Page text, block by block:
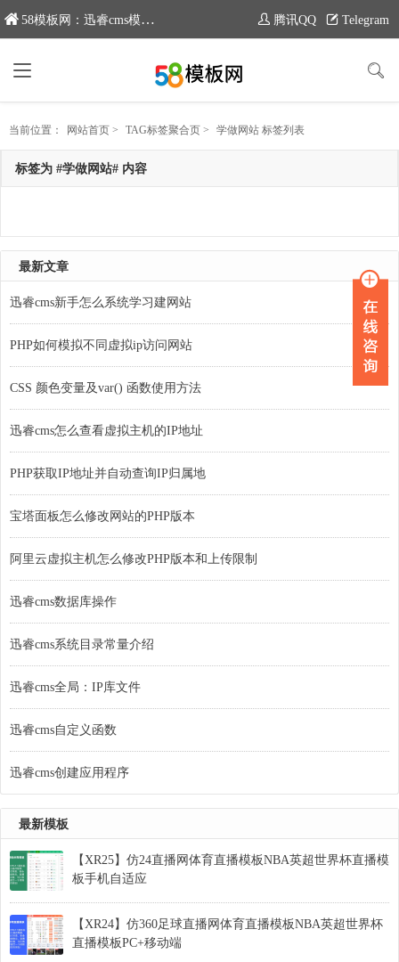
58模板网：迅睿cms模板专业分享平台，新域名：www.moban58.com 腾讯QQ Telegram
当前位置： 网站首页 > TAG标签聚合页 > 学做网站 标签列表
标签为 #学做网站# 内容
最新文章
迅睿cms新手怎么系统学习建网站
PHP如何模拟不同虚拟ip访问网站
CSS 颜色变量及var() 函数使用方法
迅睿cms怎么查看虚拟主机的IP地址
PHP获取IP地址并自动查询IP归属地
宝塔面板怎么修改网站的PHP版本
阿里云虚拟主机怎么修改PHP版本和上传限制
迅睿cms数据库操作
迅睿cms系统目录常量介绍
迅睿cms全局：IP库文件
迅睿cms自定义函数
迅睿cms创建应用程序
最新模板
【XR25】仿24直播网体育直播模板NBA英超世界杯直播模
板手机自适应
【XR24】仿360足球直播网体育直播模板NBA英超世界杯
直播模板PC+移动端